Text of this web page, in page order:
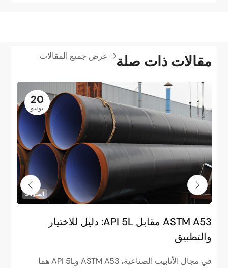
مقالات ذات صلة عرض جميع المقالات
20
يونيو
المدونات
ASTM A53 مقابل API 5L: دليل للاختيار
والتطبيق
في مجال الأنابيب الصناعية، ASTM A53 وAPI 5L هما